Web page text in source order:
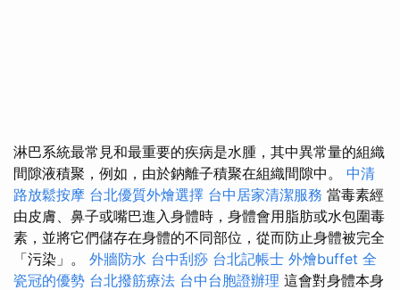
淋巴系統最常見和最重要的疾病是水腫，其中異常量的組織
間隙液積聚，例如，由於鈉離子積聚在組織間隙中。 中清
路放鬆按摩 台北優質外燴選擇 台中居家清潔服務 當毒素經
由皮膚、鼻子或嘴巴進入身體時，身體會用脂肪或水包圍毒
素，並將它們儲存在身體的不同部位，從而防止身體被完全
「污染」。 外牆防水 台中刮痧 台北記帳士 外燴buffet 全
瓷冠的優勢 台北撥筋療法 台中台胞證辦理 這會對身體本身